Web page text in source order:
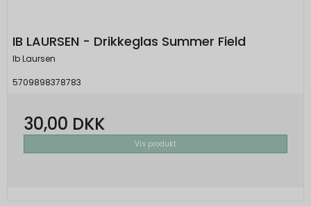
IB LAURSEN - Drikkeglas Summer Field
Ib Laursen
5709898378783
30,00 DKK
Vis produkt